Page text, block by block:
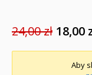
24,00 zł 18,00
Aby